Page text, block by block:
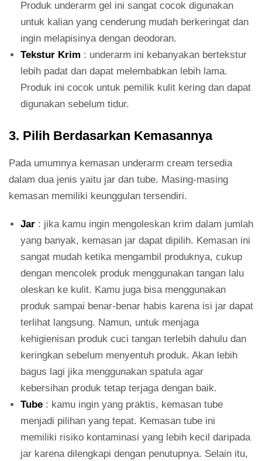
Produk underarm gel ini sangat cocok digunakan
untuk kalian yang cenderung mudah berkeringat dan
ingin melapisinya dengan deodoran.
Tekstur Krim : underarm ini kebanyakan bertekstur
lebih padat dan dapat melembabkan lebih lama.
Produk ini cocok untuk pemilik kulit kering dan dapat
digunakan sebelum tidur.
3. Pilih Berdasarkan Kemasannya
Pada umumnya kemasan underarm cream tersedia
dalam dua jenis yaitu jar dan tube. Masing-masing
kemasan memiliki keunggulan tersendiri.
Jar : jika kamu ingin mengoleskan krim dalam jumlah
yang banyak, kemasan jar dapat dipilih. Kemasan ini
sangat mudah ketika mengambil produknya, cukup
dengan mencolek produk menggunakan tangan lalu
oleskan ke kulit. Kamu juga bisa menggunakan
produk sampai benar-benar habis karena isi jar dapat
terlihat langsung. Namun, untuk menjaga
kehigienisan produk cuci tangan terlebih dahulu dan
keringkan sebelum menyentuh produk. Akan lebih
bagus lagi jika menggunakan spatula agar
kebersihan produk tetap terjaga dengan baik.
Tube : kamu ingin yang praktis, kemasan tube
menjadi pilihan yang tepat. Kemasan tube ini
memiliki risiko kontaminasi yang lebih kecil daripada
jar karena dilengkapi dengan penutupnya. Selain itu,